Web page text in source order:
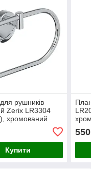
рушників
Zerix LR3304
хромований
Купити
550